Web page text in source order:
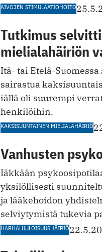
AIVOJEN STIMULAATIOHOITO
Tutkimus
mielialahäiriön
Itä- tai Etelä-
sairastua
iällä oli suurempi
henkilöihin.
KAKSISUUNTAINEN MIELIALAHÄIRIÖ
Vanhusten
Iäkkään
yksilöllisesti
ja lääkehoidon
selviytymistä tukevia
HARHALUULOISUUSHÄIRIÖ